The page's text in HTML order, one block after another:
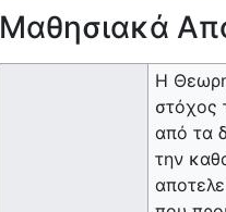
Μαθησιακά
Η
στόχος
από τα
την